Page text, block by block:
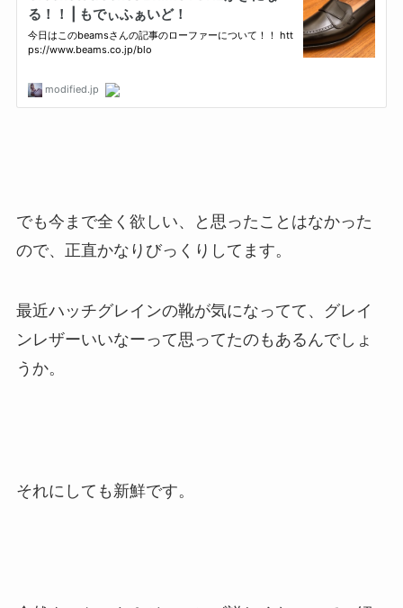
でも今まで全く欲しい、と思ったことはなかった
ので、正直かなりびっくりしてます。
最近ハッチグレインの靴が気になってて、グレイ
ンレザーいいなーって思ってたのもあるんでしょ
うか。
それにしても新鮮です。